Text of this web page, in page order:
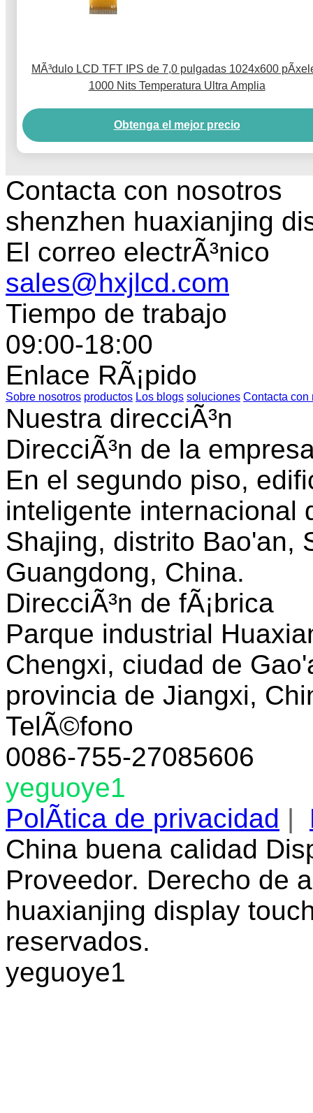
MÃ³dulo LCD TFT IPS de 7,0 pulgadas 1024x600
1000 Nits Temperatura Ultra Amplia
Obtenga el mejor precio
Contacta con nosotros
shenzhen huaxianjing
El correo electrÃ³nico
sales@hxjlcd.com
Tiempo de trabajo
09:00-18:00
Enlace RÃ¡pido
Sobre nosotros productos Los blogs soluciones Contacta con
Nuestra direcciÃ³n
DirecciÃ³n de la
En el segundo piso,
inteligente internacional
Shajing, distrito Bao'an,
Guangdong, China.
DirecciÃ³n de fÃ¡brica
Parque industrial
Chengxi, ciudad de
provincia de Jiangxi,
TelÃ©fono
0086-755-27085606
yeguoye1
PolÃ­tica de privacidad |
China buena calidad
Proveedor. Derecho de
huaxianjing display
reservados.
yeguoye1